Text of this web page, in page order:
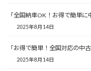
「全国納車OK！お得で簡単に
2025年8月14日
「お得で簡単！全国対応の中
2025年8月14日